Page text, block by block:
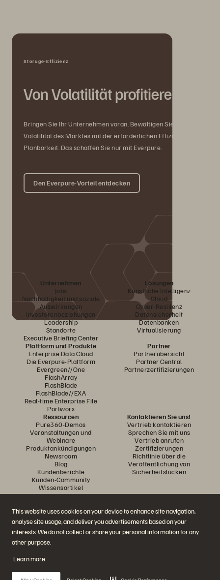
This website uses cookies on your device to enhance site navigation,
analyse site usage, and deliver you advertisements based on your
interests. We do not collect or share your personal information for any
other purpose.
Learn more
Storage-Effizienz
Von Volatilität profitieren
Bringen Sie Ihr Unternehmen voran. Bewältigen Sie die
Volatilität des Marktes mit der erforderlichen Effizienz und
Planbarkeit. Das schaffen Sie nur mit Everpure.
Den Everpure-Vorteil entdecken
Unternehmen
Jobs
Nachhaltigkeit und soziale
Auswirkungen
Investorenbeziehungen
Leadership
Standorte
Executive Briefing Center
Lösungen
Künstliche Intelligenz
Cloud
Cyber-Resilienz
Datensicherheit
Datenbanken
Virtualisierung
Plattform und Produkte
Enterprise Data Cloud
Die Everpure-Plattform
Evergreen//One
FlashArray
FlashBlade
FlashBlade//EXA
Real-time Enterprise File
Portworx
Partner
Partnerübersicht
Partner Central
Partnerzertifizierungen
Ressourcen
Pure360-Demos
Veranstaltungen und
Webinare
Produktankündigungen
Newsroom
Blog
Kundenberichte
Kunden-Community
Wissensartikel
Kontaktieren Sie uns!
Vertrieb kontaktieren
Sprechen Sie mit uns
Vertrieb anrufen
Zertifizierungen
Richtlinie über die
Veröffentlichung von
Sicherheitslücken
Diskutiere mit
Folgen Sie den Everpure Social Media Kanälen
Nutzungsbedingungen der Website